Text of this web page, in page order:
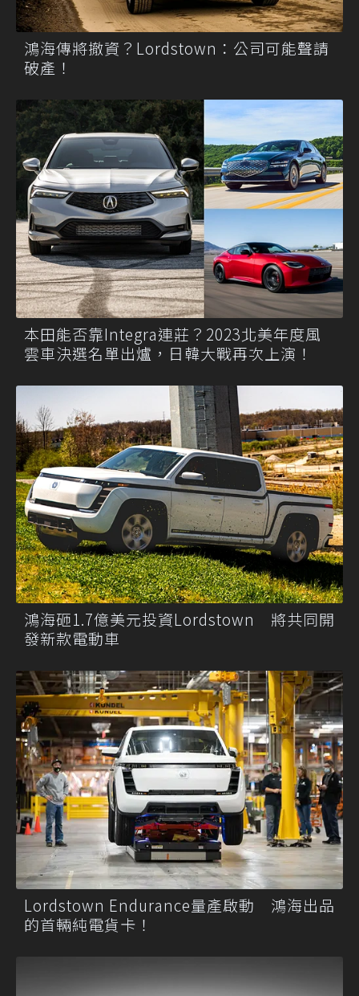
鴻海傳將撤資？Lordstown：公司可能聲請
破產！
本田能否靠Integra連莊？2023北美年度風
雲車決選名單出爐，日韓大戰再次上演！
鴻海砸1.7億美元投資Lordstown 將共同開
發新款電動車
Lordstown Endurance量產啟動 鴻海出品
的首輛純電貨卡！